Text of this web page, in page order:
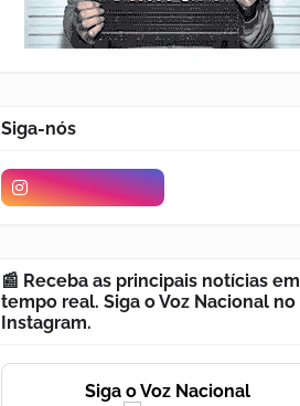
Siga-nós
📰 Receba as principais notícias em
tempo real. Siga o Voz Nacional no
Instagram.
Siga o Voz Nacional